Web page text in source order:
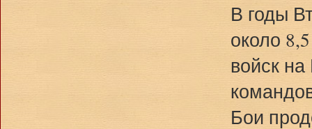
В годы
около
войск на
Бои